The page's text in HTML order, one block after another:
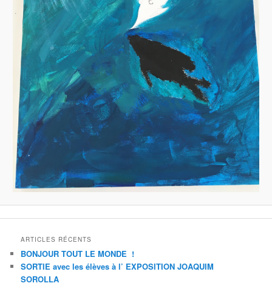
ARTICLES RÉCENTS
BONJOUR TOUT LE MONDE !
SORTIE avec les élèves à l’ EXPOSITION JOAQUIM
SOROLLA